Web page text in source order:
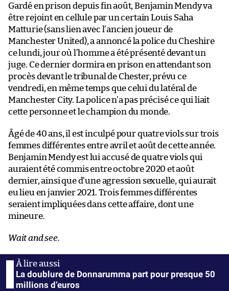
Gardé en prison depuis fin août, Benjamin Mendy va
être rejoint en cellule par un certain Louis Saha
Matturie (sans lien avec l’ancien joueur de
Manchester United), a annoncé la police du Cheshire
ce lundi, jour où l’homme a été présenté devant un
juge. Ce dernier dormira en prison en attendant son
procès devant le tribunal de Chester, prévu ce
vendredi, en même temps que celui du latéral de
Manchester City. La police n’a pas précisé ce qui liait
cette personne et le champion du monde.
Âgé de 40 ans, il est inculpé pour quatre viols sur trois
femmes différentes entre avril et août de cette année.
Benjamin Mendy est lui accusé de quatre viols qui
auraient été commis entre octobre 2020 et août
dernier, ainsi que d’une agression sexuelle, qui aurait
eu lieu en janvier 2021. Trois femmes différentes
seraient impliquées dans cette affaire, dont une
mineure.
Wait and see.
La doublure de Donnarumma part pour presque 50
millions d’euros